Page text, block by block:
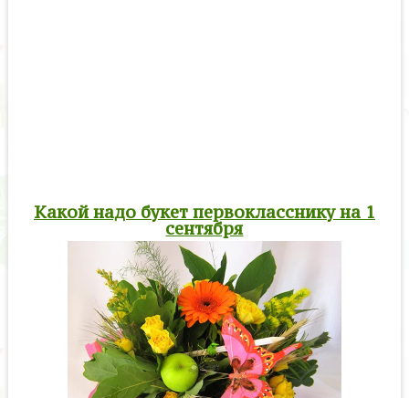
Какой надо букет первокласснику на 1
сентября